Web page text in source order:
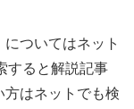
ついてはネット
すると解説記事
方はネットでも検